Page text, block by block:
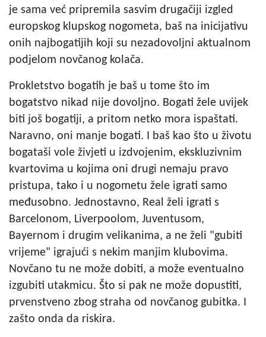
je sama već pripremila sasvim drugačiji izgled
europskog klupskog nogometa, baš na inicijativu
onih najbogatijih koji su nezadovoljni aktualnom
podjelom novčanog kolača.
Prokletstvo bogatih je baš u tome što im
bogatstvo nikad nije dovoljno. Bogati žele uvijek
biti još bogatiji, a pritom netko mora ispaštati.
Naravno, oni manje bogati. I baš kao što u životu
bogataši vole živjeti u izdvojenim, ekskluzivnim
kvartovima u kojima oni drugi nemaju pravo
pristupa, tako i u nogometu žele igrati samo
međusobno. Jednostavno, Real želi igrati s
Barcelonom, Liverpoolom, Juventusom,
Bayernom i drugim velikanima, a ne želi "gubiti
vrijeme" igrajući s nekim manjim klubovima.
Novčano tu ne može dobiti, a može eventualno
izgubiti utakmicu. Što si pak ne može dopustiti,
prvenstveno zbog straha od novčanog gubitka. I
zašto onda da riskira.